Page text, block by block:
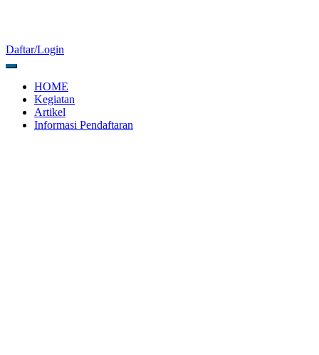
Daftar/Login
HOME
Kegiatan
Artikel
Informasi Pendaftaran